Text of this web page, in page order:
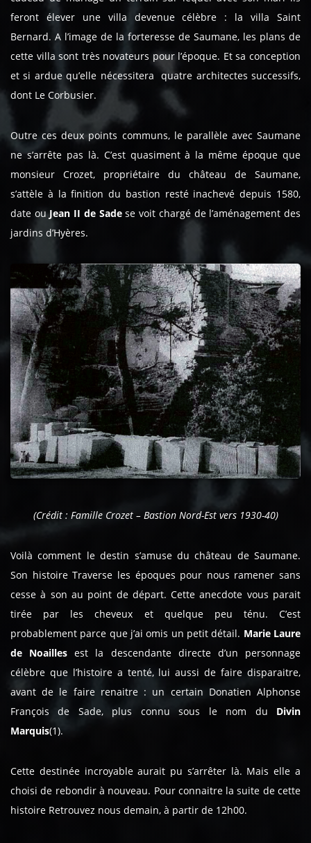
feront élever une villa devenue célèbre : la villa Saint
Bernard. A l’image de la forteresse de Saumane, les plans de
cette villa sont très novateurs pour l’époque. Et sa conception
et si ardue qu’elle nécessitera quatre architectes successifs,
dont Le Corbusier.
Outre ces deux points communs, le parallèle avec Saumane
ne s’arrête pas là. C’est quasiment à la même époque que
monsieur Crozet, propriétaire du château de Saumane,
s’attèle à la finition du bastion resté inachevé depuis 1580,
date ouJean II de Sadese voit chargé de l’aménagement des
jardins d’Hyères.
(Crédit : Famille Crozet – Bastion Nord-Est vers 1930-40)
Voilà comment le destin s’amuse du château de Saumane.
Son histoire Traverse les époques pour nous ramener sans
cesse à son au point de départ. Cette anecdote vous parait
tirée par les cheveux et quelque peu ténu. C’est
probablement parce que j’ai omis un petit détail. Marie Laure
de Noailles est la descendante directe d’un personnage
célèbre que l’histoire a tenté, lui aussi de faire disparaitre,
avant de le faire renaitre : un certain Donatien Alphonse
François de Sade, plus connu sous le nom du Divin
Marquis(1).
Cette destinée incroyable aurait pu s’arrêter là. Mais elle a
choisi de rebondir à nouveau. Pour connaitre la suite de cette
histoire Retrouvez nous demain, à partir de 12h00.